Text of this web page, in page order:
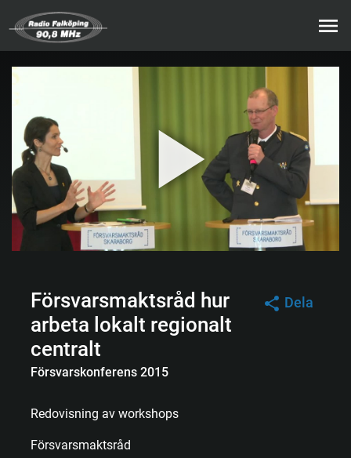
Dela
Försvarsmaktsråd hur
arbeta lokalt regionalt
centralt
Försvarskonferens 2015
Redovisning av workshops
Försvarsmaktsråd